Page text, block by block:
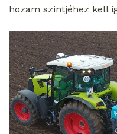
hozam szintjéhez kell